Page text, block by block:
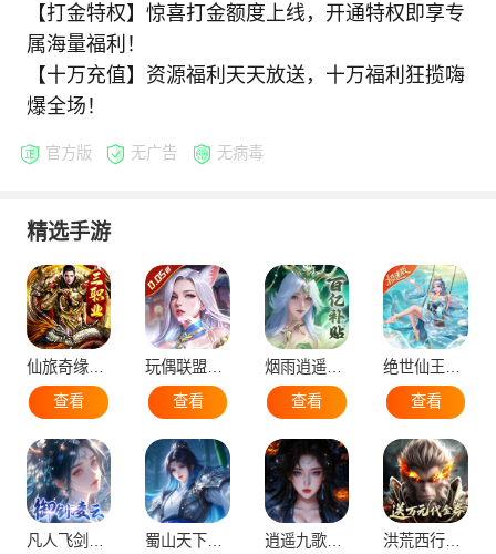
【打金特权】惊喜打金额度上线，开通特权即享专
属海量福利！
【十万充值】资源福利天天放送，十万福利狂揽嗨
爆全场！
官方版 无广告 无病毒
精选手游
仙旅奇缘（经典传奇三职业）
查看
查看
烟雨逍遥（5折30倍返利版）
查看
查看
凡人飞剑（0.1折仙女管家甜蜜助阵） 蜀山天下（0.1折免费版） 逍遥九歌行（0.1折10亿钻石开局） 洪荒西行录（0.1折万元真充高爆版）